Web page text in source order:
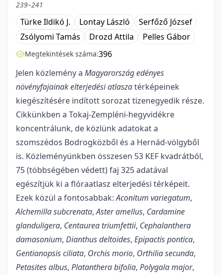
239–241
Türke Ildikó J. Lontay László
Serfőző József
Zsólyomi Tamás
Drozd Attila Pelles Gábor
Megtekintések száma:396
Jelen közlemény a Magyarország edényes
növényfajainak elterjedési atlaszatérképei­nek
kiegészítésére indított sorozat tizenegyedik része.
Cikkünkben a Tokaj-Zempléni-hegyvidékre
koncentrálunk, de közlünk adatokat a
szomszédos Bodrogközből és a Hernád-völgyből
is. Közlemé­nyünkben összesen 53 KEF kvadrátból,
75 (többségében védett) faj 325 adatával
egészítjük ki a flóraat­lasz elterjedési térképeit.
Ezek közül a fontosabbak:Aconitum variegatum,
Alchemilla subcrenata,Aster amellus, Cardamine
glanduligera, Centaurea triumfettii, Cephalanthera
damasonium, Dianthus deltoides, Epipactis pontica,
Gentianopsis ciliata, Orchis morio, Orthilia secunda,
Petasites albus, Platanthera bifolia, Polygala major,